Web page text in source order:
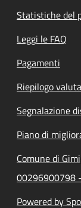
Statistiche del
Leggi le FAQ
Pagamenti
Riepilogo
Segnalazione
Piano di
Comune di
00296900798
Powered by